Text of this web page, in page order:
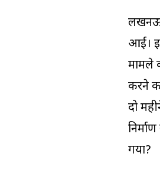
लखनऊ
आई।
मामले
करने
दो
गया?